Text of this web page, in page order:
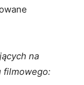
na
filmowego: